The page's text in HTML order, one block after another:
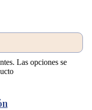
Las opciones se